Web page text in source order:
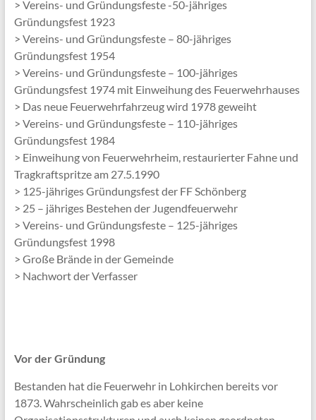
> Vereins- und Gründungsfeste -50-jähriges
Gründungsfest 1923
> Vereins- und Gründungsfeste – 80-jähriges
Gründungsfest 1954
> Vereins- und Gründungsfeste – 100-jähriges
Gründungsfest 1974 mit Einweihung des Feuerwehrhauses
> Das neue Feuerwehrfahrzeug wird 1978 geweiht
> Vereins- und Gründungsfeste – 110-jähriges
Gründungsfest 1984
> Einweihung von Feuerwehrheim, restaurierter Fahne und
Tragkraftspritze am 27.5.1990
> 125-jähriges Gründungsfest der FF Schönberg
> 25 – jähriges Bestehen der Jugendfeuerwehr
> Vereins- und Gründungsfeste – 125-jähriges
Gründungsfest 1998
> Große Brände in der Gemeinde
> Nachwort der Verfasser
Vor der Gründung
Bestanden hat die Feuerwehr in Lohkirchen bereits vor
1873. Wahrscheinlich gab es aber keine